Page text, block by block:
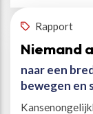
Rapport
Niemand
naar een
bewegen en